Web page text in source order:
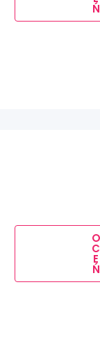
Ń
O
C
E
Ń